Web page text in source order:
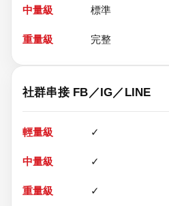
標準
完整
社群串接 FB／IG／LINE
✓
✓
✓